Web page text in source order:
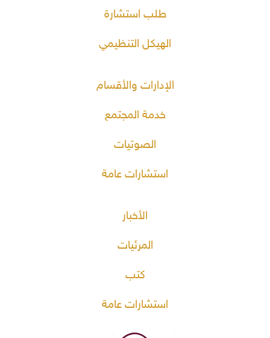
طلب استشارة
الهيكل التنظيمي
الإدارات والأقسام
خدمة المجتمع
الصوتيات
استشارات عامة
الأخبار
المرئيات
كتب
استشارات عامة